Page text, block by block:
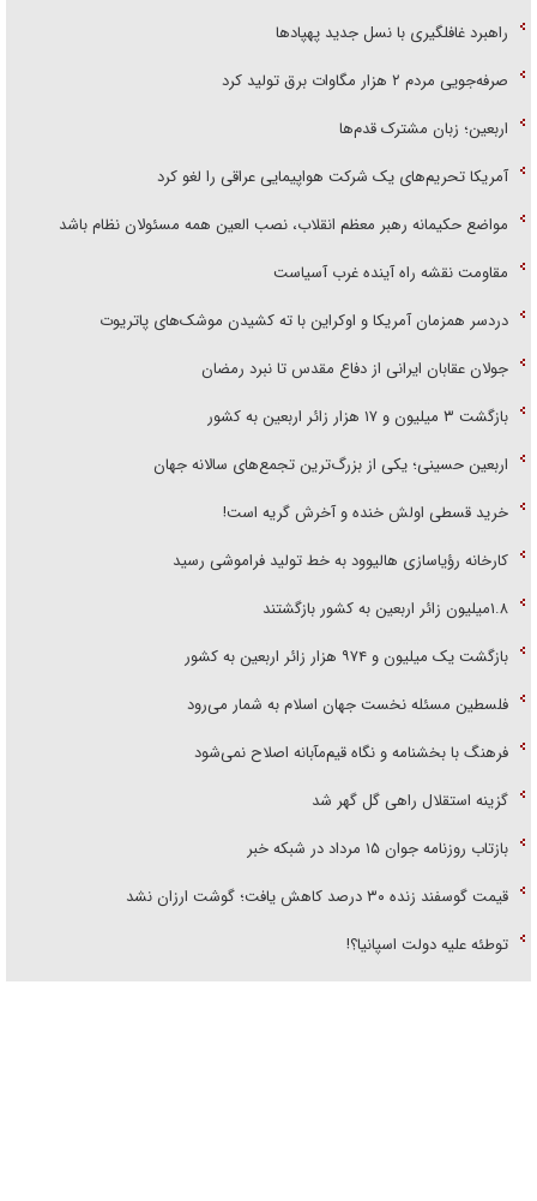
راهبرد غافلگیری با نسل جدید پهپاد‌ها
صرفه‌جویی مردم ۲ هزار مگاوات برق تولید کرد
اربعین؛ زبان مشترک قدم‌ها
آمریکا تحریم‌های یک شرکت هواپیمایی عراقی را لغو کرد
مواضع حکیمانه رهبر معظم انقلاب، نصب العین همه مسئولان نظام باشد
مقاومت نقشه راه آینده غرب آسیاست
دردسر همزمان آمریکا و اوکراین با ته کشیدن موشک‌های پاتریوت
جولان عقابان ایرانی از دفاع مقدس تا نبرد رمضان
بازگشت ۳ میلیون و ۱۷ هزار زائر اربعین به کشور
اربعین حسینی؛ یکی از بزرگ‌ترین تجمع‌های سالانه جهان
خرید قسطی اولش خنده و آخرش گریه است!
کارخانه رؤیاسازی هالیوود به خط تولید فراموشی رسید
۱.۸میلیون زائر اربعین به کشور بازگشتند
بازگشت یک میلیون و ۹۷۴ هزار زائر اربعین به کشور
فلسطین مسئله نخست جهان اسلام به شمار می‌رود
فرهنگ با بخشنامه و نگاه قیم‌مآبانه اصلاح نمی‌شود
گزینه استقلال راهی گل گهر شد
بازتاب روزنامه جوان ۱۵ مرداد در شبکه خبر
قیمت گوسفند زنده ۳۰ درصد کاهش یافت؛ گوشت ارزان نشد
توطئه علیه دولت اسپانیا؟!